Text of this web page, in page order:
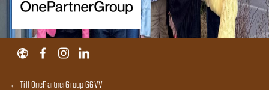
← Till OnePartnerGroup GGVV